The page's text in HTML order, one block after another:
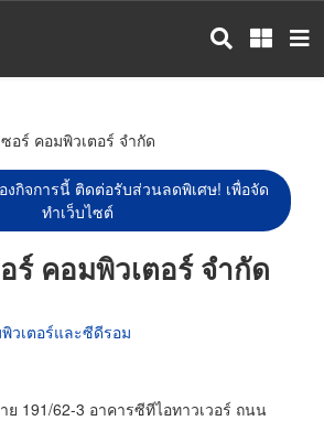
ซอร์ คอมพิวเตอร์ จำกัด
กิจการนี้ ติดต่อรับส่วนลดพิเศษ! เพื่อจัด
ทำเว็บไซต์
ร์ คอมพิวเตอร์ จำกัด
วเตอร์และซีดีรอม
ย 191/62-3 อาคารซีทีไอทาวเวอร์ ถนน